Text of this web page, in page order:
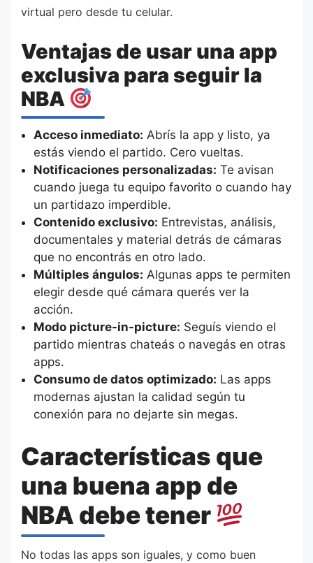
virtual pero desde tu celular.
Ventajas de usar una app
exclusiva para seguir la
NBA
Acceso inmediato: Abrís la app y listo, ya
estás viendo el partido. Cero vueltas.
Notificaciones personalizadas: Te avisan
cuando juega tu equipo favorito o cuando hay
un partidazo imperdible.
Contenido exclusivo: Entrevistas, análisis,
documentales y material detrás de cámaras
que no encontrás en otro lado.
Múltiples ángulos: Algunas apps te permiten
elegir desde qué cámara querés ver la
acción.
Modo picture-in-picture: Seguís viendo el
partido mientras chateás o navegás en otras
apps.
Consumo de datos optimizado: Las apps
modernas ajustan la calidad según tu
conexión para no dejarte sin megas.
Características que
una buena app de
NBA debe tener
No todas las apps son iguales, y como buen